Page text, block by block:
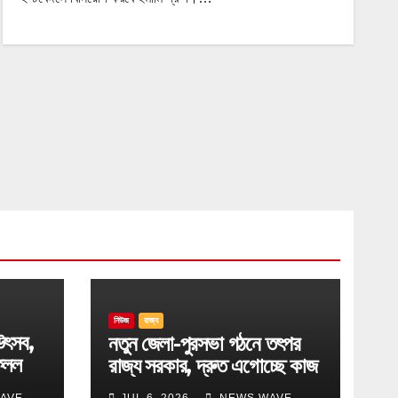
নিউজ রাজ্য
নতুন জেলা-পুরসভা গঠনে তৎপর
রাজ্য সরকার, দ্রুত এগোচ্ছে কাজ